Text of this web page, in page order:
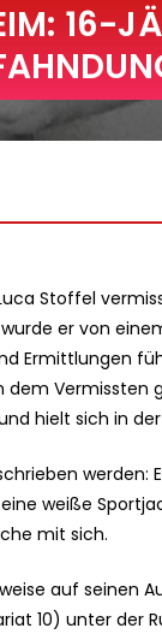
16-
Stoffel
er von
Ermittlungen
Vermissten
hielt sich in
werden:
weiße
mit sich.
auf seinen
10) unter der